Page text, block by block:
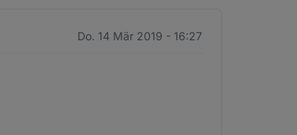
Do. 14 Mär 2019 - 16:27